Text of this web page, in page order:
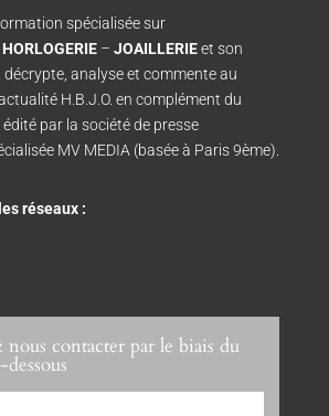
spécialisée sur
HORLOGERIE– JOAILLERIEet son
décrypte, analyse et commente au
H.B.J.O. en complément du
par la société de presse
MV MEDIA (basée à Paris 9ème).
réseaux :
nous contacter par le biais du